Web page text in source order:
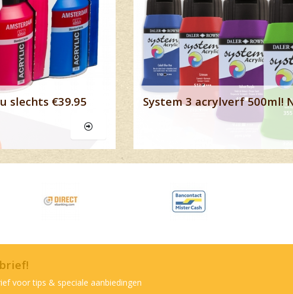
slechts €39.95 System 3 acrylverf 500ml!
voor tips & speciale aanbiedingen